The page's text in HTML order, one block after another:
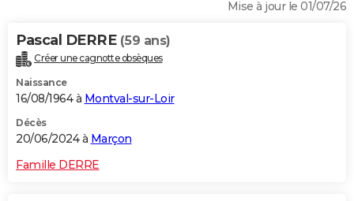
Alimentation
Guide de la santé
Maladies
Médicaments
Sommeil
VOYAGE
Destinations
City break
Voyage nature
Voyage de noces
Forum
Climat
+PHOTO
GUIDES D'ACHAT
Mise à jour le 01/07/26
Pascal DERRE (59 ans)
Créer une cagnotte obsèques
Naissance
16/08/1964 à Montval-sur-Loir
Décès
20/06/2024 à Marçon
Famille DERRE